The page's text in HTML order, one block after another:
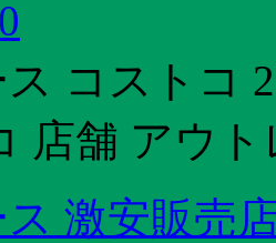
コストコ
店舗 アウ
激安販売